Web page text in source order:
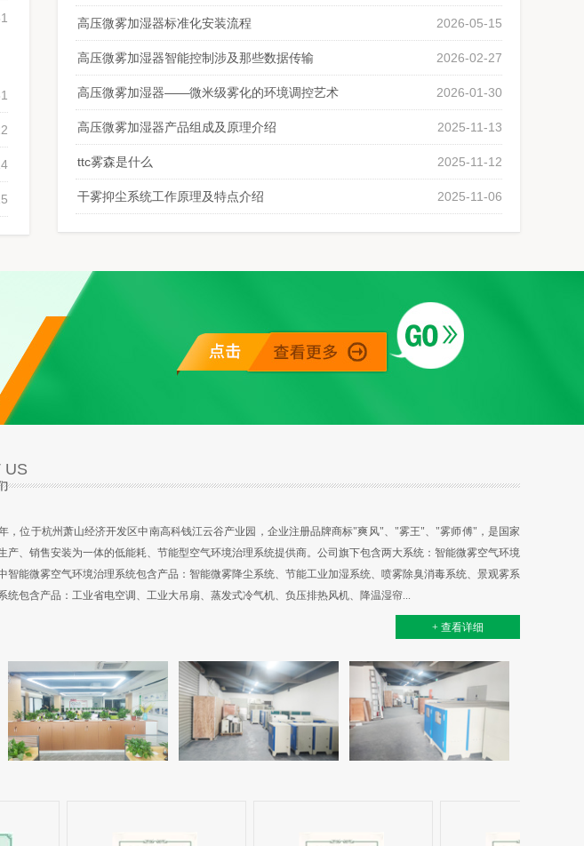
高压微雾加湿器标准化安装流程 2026-05-15
高压微雾加湿器智能控制涉及那些数据传输 2026-02-27
高压微雾加湿器——微米级雾化的环境调控艺术 2026-01-30
高压微雾加湿器产品组成及原理介绍 2025-11-13
ttc雾森是什么 2025-11-12
干雾抑尘系统工作原理及特点介绍 2025-11-06
US
，位于杭州萧山经济开发区中南高科钱江云谷产业园，企业注册品牌商标"爽风"、"雾王"、"雾师傅"，是国家
产、销售安装为一体的低能耗、节能型空气环境治理系统提供商。公司旗下包含两大系统：智能微雾空气环境
智能微雾空气环境治理系统包含产品：智能微雾降尘系统、节能工业加湿系统、喷雾除臭消毒系统、景观雾系
统包含产品：工业省电空调、工业大吊扇、蒸发式冷气机、负压排热风机、降温湿帘...
+ 查看详细